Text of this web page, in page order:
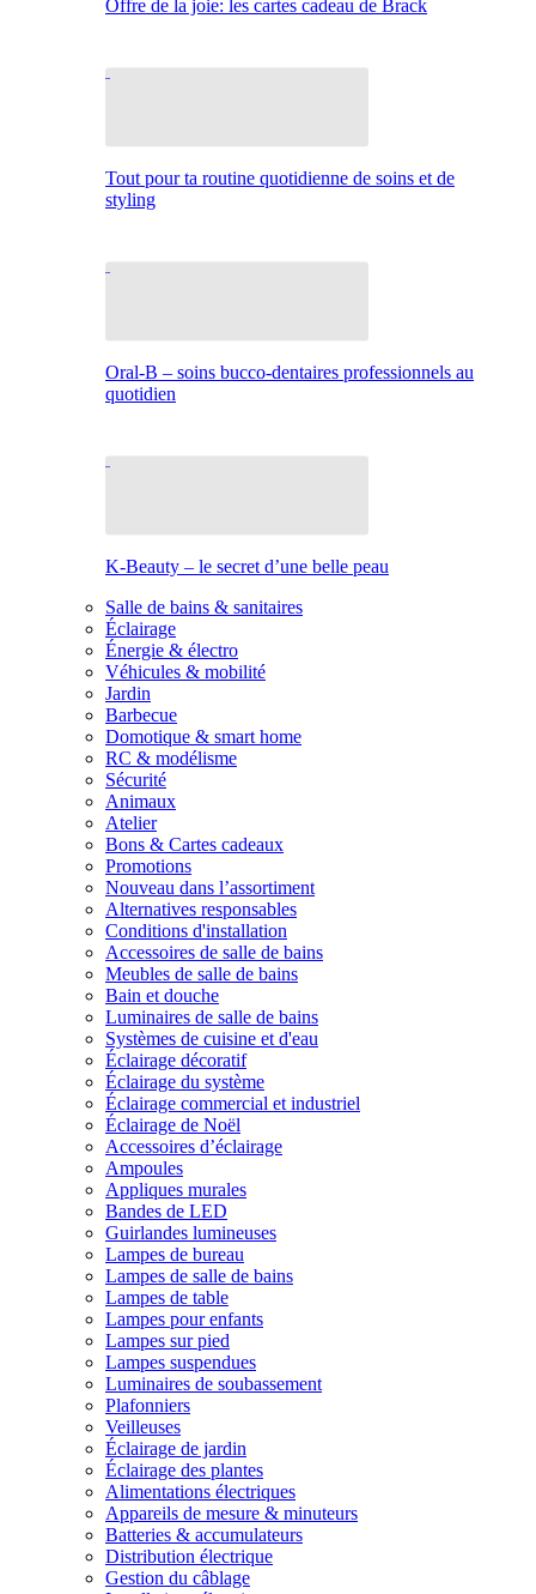
Offre de la joie: les cartes cadeau de Brack
Tout pour ta routine quotidienne de soins et de
styling
Oral-B – soins bucco-dentaires professionnels au
quotidien
K-Beauty – le secret d’une belle peau
Salle de bains & sanitaires
Éclairage
Énergie & électro
Véhicules & mobilité
Jardin
Barbecue
Domotique & smart home
RC & modélisme
Sécurité
Animaux
Atelier
Bons & Cartes cadeaux
Promotions
Nouveau dans l’assortiment
Alternatives responsables
Conditions d'installation
Accessoires de salle de bains
Meubles de salle de bains
Bain et douche
Luminaires de salle de bains
Systèmes de cuisine et d'eau
Éclairage décoratif
Éclairage du système
Éclairage commercial et industriel
Éclairage de Noël
Accessoires d’éclairage
Ampoules
Appliques murales
Bandes de LED
Guirlandes lumineuses
Lampes de bureau
Lampes de salle de bains
Lampes de table
Lampes pour enfants
Lampes sur pied
Lampes suspendues
Luminaires de soubassement
Plafonniers
Veilleuses
Éclairage de jardin
Éclairage des plantes
Alimentations électriques
Appareils de mesure & minuteurs
Batteries & accumulateurs
Distribution électrique
Gestion du câblage